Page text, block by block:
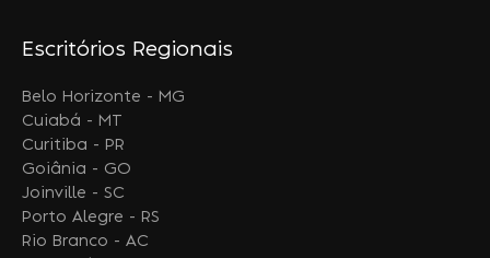
Escritórios Regionais
Belo Horizonte - MG
Cuiabá - MT
Curitiba - PR
Goiânia - GO
Joinville - SC
Porto Alegre - RS
Rio Branco - AC